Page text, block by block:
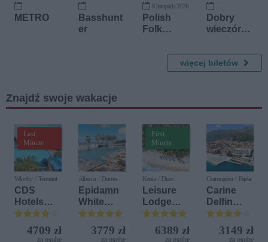
22 września 2026
METRO 10 października 2026
Basshunt
er
8 listopada 2026
Polish
Folk
Quartet
29 listopada 2026
Dobry
wieczór
i
więcej biletów
Znajdź swoje wakacje
Last
Minute
Włochy / Terrasini
CDS
Hotels
Terrasini
(ex. Citta
del Mare)
4709 zł
za osobę
Albania / Durres
Epidamn
White
Sensation
3779 zł
za osobę
First
Minute
Kenia / Diani
Leisure
Lodge
Beach &
Golf
Resort by
6389 zł
za osobę
Czarnogóra / Bijela
Carine
Delfin
Bijela (ex.
Iberostar
Bijela
3149 zł
za osobę